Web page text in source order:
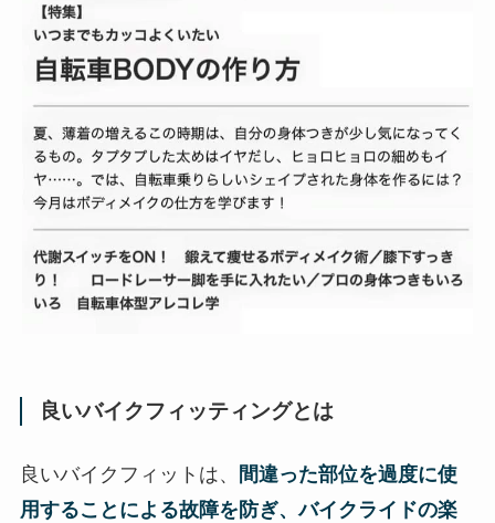
良いバイクフィッティングとは
良いバイクフィットは、
間違った部位を過度に使
用することによる故障を防ぎ、バイクライドの楽